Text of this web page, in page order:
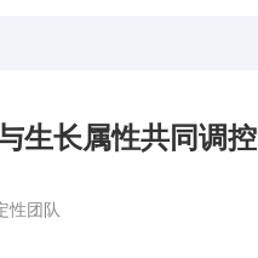
生长属性共同调控
性团队